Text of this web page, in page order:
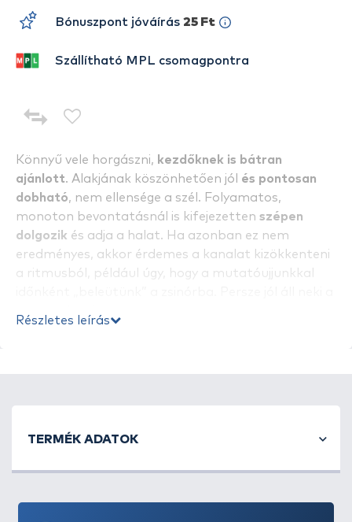
Könnyű vele horgászni, kezdőknek is bátran
ajánlott. Alakjának köszönhetően jól és pontosan
dobható, nem ellensége a szél. Folyamatos,
monoton bevontatásnál is kifejezetten szépen
dolgozik és adja a halat. Ha azonban ez nem
eredményes, akkor érdemes a kanalat kizökkenteni
a ritmusból, például úgy, hogy a mutatóujjunkkal
Részletes leírás
Bónuszpont jóváírás 25 Ft
Szállítható MPL csomagpontra
TERMÉK ADATOK